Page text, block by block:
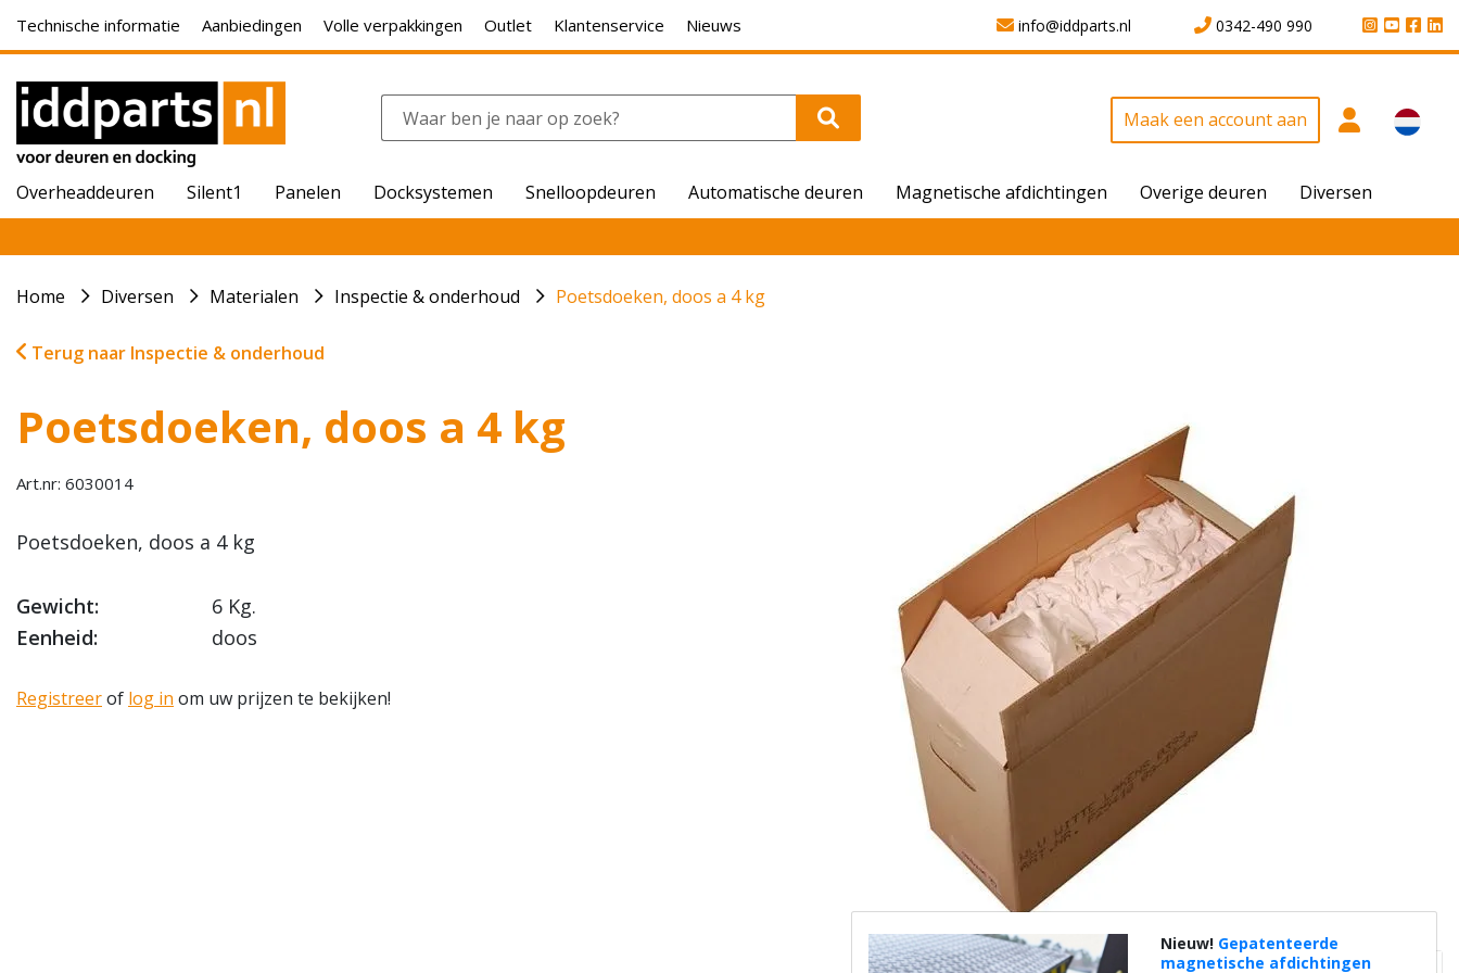
info@iddparts.nl 0342-490 990
Technische informatie Aanbiedingen Volle verpakkingen Outlet Klantenservice Nieuws
Maak een account aan
Overheaddeuren Silent1 Panelen Docksystemen Snelloopdeuren Automatische deuren Magnetische afdichtingen Overige deuren Diversen
Home Diversen Materialen Inspectie & onderhoud Poetsdoeken, doos a 4 kg
Terug naar Inspectie & onderhoud
Poetsdoeken, doos a 4 kg
Art.nr: 6030014
Poetsdoeken, doos a 4 kg
Gewicht:
6 Kg.
Eenheid:
doos
Registreerof log in om uw prijzen te bekijken!
Nieuw! Gepatenteerde
magnetische afdichtingen